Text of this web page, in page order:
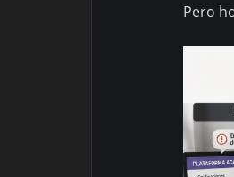
Pero